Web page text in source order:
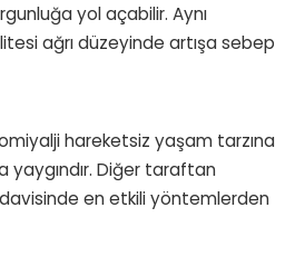
yol açabilir. Aynı
ağrı düzeyinde artışa sebep
hareketsiz yaşam tarzına
yaygındır. Diğer taraftan
en etkili yöntemlerden